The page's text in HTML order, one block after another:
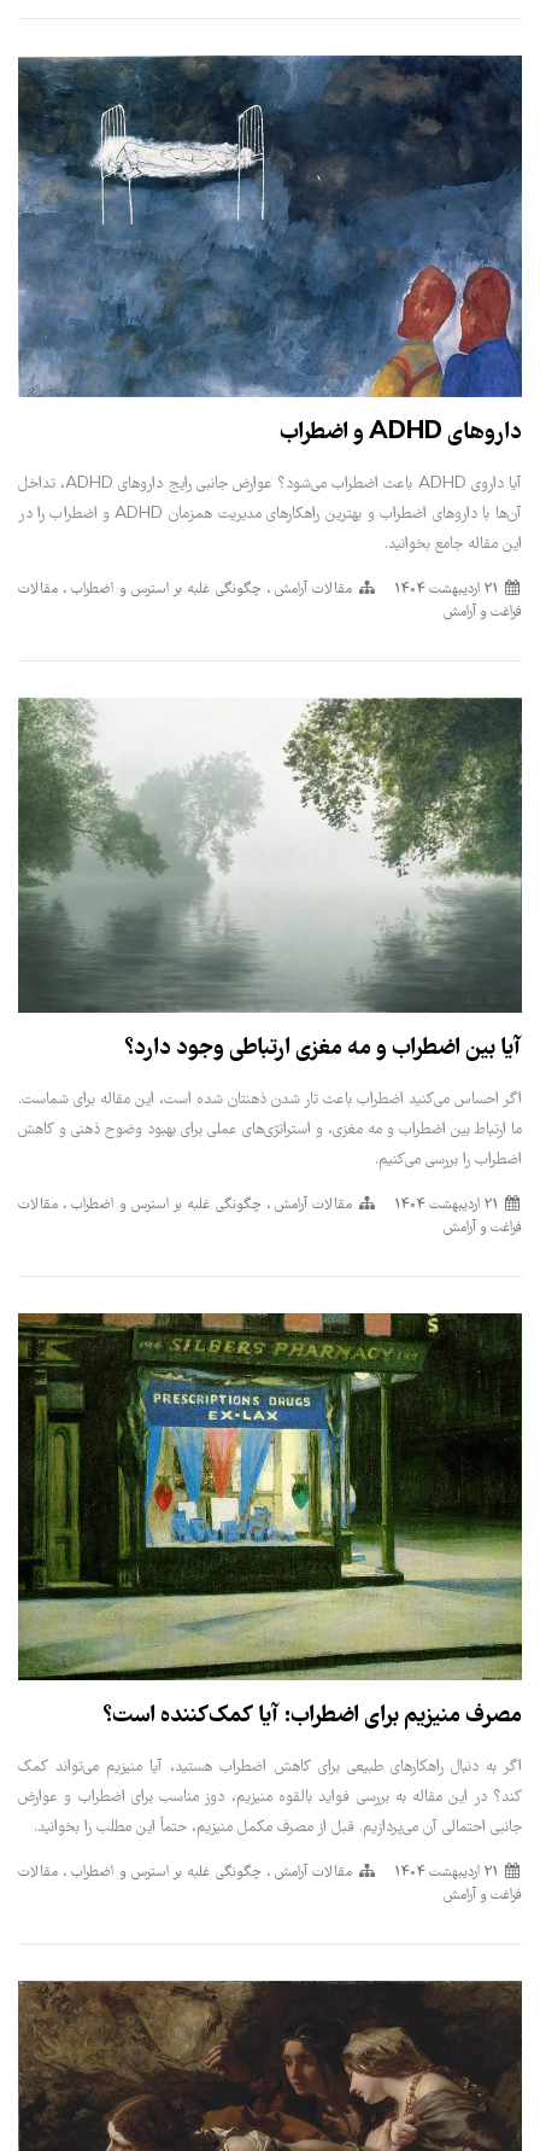
داروهای ADHD و اضطراب
آیا داروی ADHD باعث اضطراب می‌شود؟ عوارض جانبی رایج داروهای ADHD، تداخل
آن‌ها با داروهای اضطراب و بهترین راهکارهای مدیریت همزمان ADHD و اضطراب را در
این مقاله جامع بخوانید.
مقالات آرامش چگونگی غلبه بر استرس و اضطراب
مقالات
فراغت و آرامش
آیا بین اضطراب و مه مغزی ارتباطی وجود دارد؟
اگر احساس می‌کنید اضطراب باعث تار شدن ذهنتان شده است، این مقاله برای شماست.
ما ارتباط بین اضطراب و مه مغزی، و استراتژی‌های عملی برای بهبود وضوح ذهنی و کاهش
اضطراب را بررسی می‌کنیم.
مقالات آرامش چگونگی غلبه بر استرس و اضطراب
مقالات
فراغت و آرامش
مصرف منیزیم برای اضطراب: آیا کمک‌کننده است؟
اگر به دنبال راهکارهای طبیعی برای کاهش اضطراب هستید، آیا منیزیم می‌تواند کمک
کند؟ در این مقاله به بررسی فواید بالقوه منیزیم، دوز مناسب برای اضطراب و عوارض
جانبی احتمالی آن می‌پردازیم. قبل از مصرف مکمل منیزیم، حتماً این مطلب را بخوانید.
مقالات آرامش چگونگی غلبه بر استرس و اضطراب
مقالات
فراغت و آرامش